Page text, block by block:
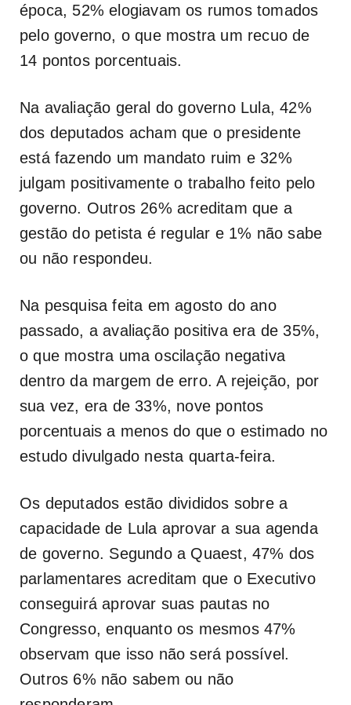
época, 52% elogiavam os rumos tomados
pelo governo, o que mostra um recuo de
14 pontos porcentuais.
Na avaliação geral do governo Lula, 42%
dos deputados acham que o presidente
está fazendo um mandato ruim e 32%
julgam positivamente o trabalho feito pelo
governo. Outros 26% acreditam que a
gestão do petista é regular e 1% não sabe
ou não respondeu.
Na pesquisa feita em agosto do ano
passado, a avaliação positiva era de 35%,
o que mostra uma oscilação negativa
dentro da margem de erro. A rejeição, por
sua vez, era de 33%, nove pontos
porcentuais a menos do que o estimado no
estudo divulgado nesta quarta-feira.
Os deputados estão divididos sobre a
capacidade de Lula aprovar a sua agenda
de governo. Segundo a Quaest, 47% dos
parlamentares acreditam que o Executivo
conseguirá aprovar suas pautas no
Congresso, enquanto os mesmos 47%
observam que isso não será possível.
Outros 6% não sabem ou não